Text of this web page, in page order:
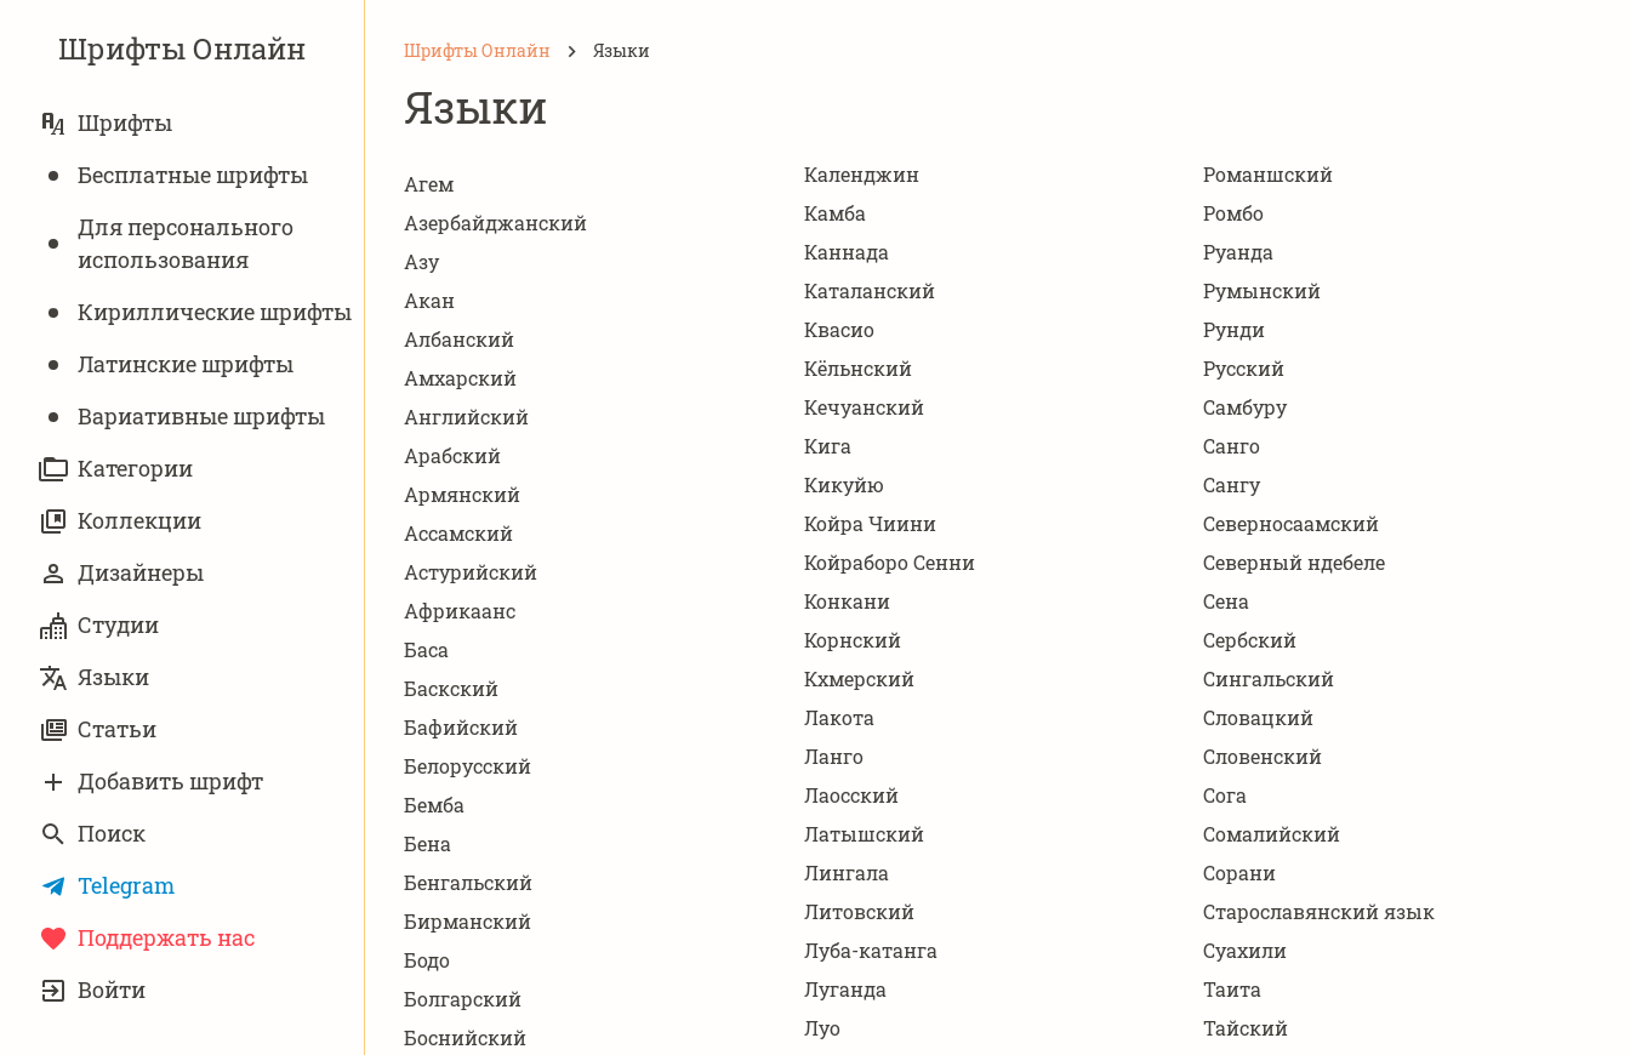
Шрифты Онлайн
НАВИГАЦИЯ
Шрифты
Бесплатные шрифты
Для персонального
использования
Кириллические шрифты
Латинские шрифты
Вариативныe шрифты
Категории
Коллекции
Дизайнеры
Студии
Языки
Статьи
Добавить шрифт
Поиск
Telegram
Поддержать нас
ЗАПИСЬ
Войти
Шрифты Онлайн Языки
Языки
Агем
Азербайджанский
Азу
Акан
Албанский
Амхарский
Английский
Арабский
Армянский
Ассамский
Астурийский
Африкаанс
Баса
Баскский
Бафийский
Белорусский
Бемба
Бена
Бенгальский
Бирманский
Бодо
Болгарский
Боснийский
Календжин
Камба
Каннада
Каталанский
Квасио
Кёльнский
Кечуанский
Кига
Кикуйю
Койра Чиини
Койраборо Сенни
Конкани
Корнский
Кхмерский
Лакота
Ланго
Лаосский
Латышский
Лингала
Литовский
Луба-катанга
Луганда
Луо
Романшский
Ромбо
Руанда
Румынский
Рунди
Русский
Самбуру
Санго
Сангу
Северносаамский
Северный ндебеле
Сена
Сербский
Сингальский
Словацкий
Словенский
Сога
Сомалийский
Сорани
Старославянский язык
Суахили
Таита
Тайский